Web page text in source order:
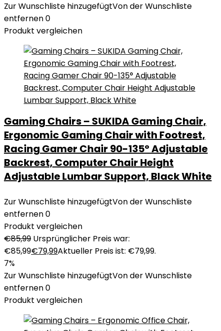
Zur Wunschliste hinzugefügtVon der Wunschliste
entfernen0
Produkt vergleichen
Gaming Chairs – SUKIDA Gaming Chair,
Ergonomic Gaming Chair with Footrest,
Racing Gamer Chair 90-135° Adjustable
Backrest, Computer Chair Height
Adjustable Lumbar Support, Black White
Zur Wunschliste hinzugefügtVon der Wunschliste
entfernen0
Produkt vergleichen
€85,99 Ursprünglicher Preis war:
€85,99€79,99Aktueller Preis ist: €79,99.
7%
Zur Wunschliste hinzugefügtVon der Wunschliste
entfernen0
Produkt vergleichen